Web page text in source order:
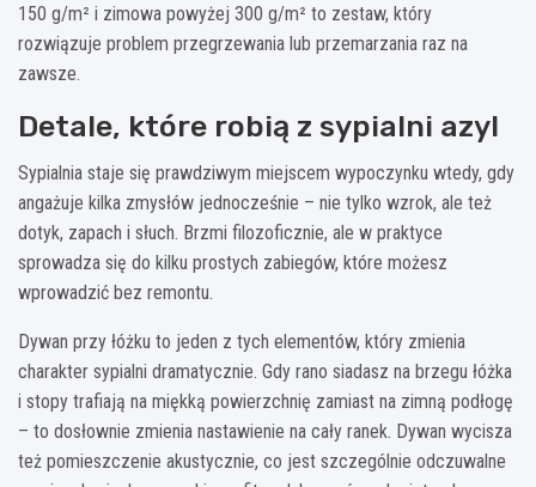
150 g/m² i zimowa powyżej 300 g/m² to zestaw, który
rozwiązuje problem przegrzewania lub przemarzania raz na
zawsze.
Detale, które robią z sypialni azyl
Sypialnia staje się prawdziwym miejscem wypoczynku wtedy, gdy
angażuje kilka zmysłów jednocześnie – nie tylko wzrok, ale też
dotyk, zapach i słuch. Brzmi filozoficznie, ale w praktyce
sprowadza się do kilku prostych zabiegów, które możesz
wprowadzić bez remontu.
Dywan przy łóżku to jeden z tych elementów, który zmienia
charakter sypialni dramatycznie. Gdy rano siadasz na brzegu łóżka
i stopy trafiają na miękką powierzchnię zamiast na zimną podłogę
– to dosłownie zmienia nastawienie na cały ranek. Dywan wycisza
też pomieszczenie akustycznie, co jest szczególnie odczuwalne